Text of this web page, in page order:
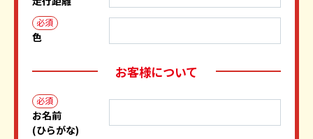
必須
色
お客様について
必須
お名前
(ひらがな)